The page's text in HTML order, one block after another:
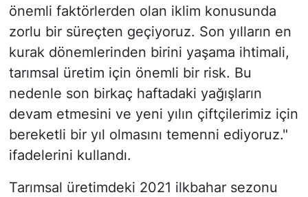
önemli faktörlerden olan iklim konusunda
zorlu bir süreçten geçiyoruz. Son yılların en
kurak dönemlerinden birini yaşama ihtimali,
tarımsal üretim için önemli bir risk. Bu
nedenle son birkaç haftadaki yağışların
devam etmesini ve yeni yılın çiftçilerimiz için
bereketli bir yıl olmasını temenni ediyoruz."
ifadelerini kullandı.
Tarımsal üretimdeki 2021 ilkbahar sezonu